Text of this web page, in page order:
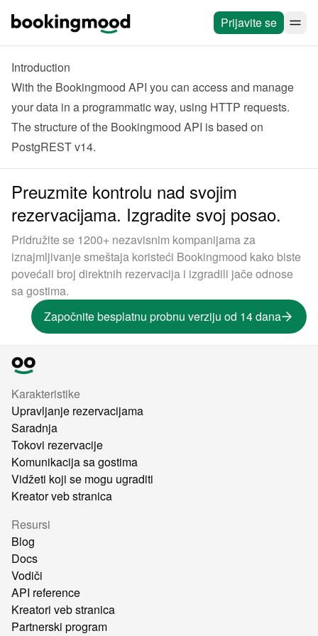
Prijavite se
Introduction
With the Bookingmood API you can access and manage
your data in a programmatic way, using HTTP requests.
PostgREST v14.
Preuzmite kontrolu nad svojim
rezervacijama. Izgradite svoj posao.
Pridružite se 1200+ nezavisnim kompanijama za
iznajmljivanje smeštaja koristeći Bookingmood kako biste
povećali broj direktnih rezervacija i izgradili jače odnose
sa gostima.
Započnite besplatnu probnu verziju od 14 dana
Karakteristike
Upravljanje rezervacijama
Saradnja
Tokovi rezervacije
Komunikacija sa gostima
Vidžeti koji se mogu ugraditi
Kreator veb stranica
Resursi
Blog
Docs
Vodiči
API reference
Kreatori veb stranica
Partnerski program